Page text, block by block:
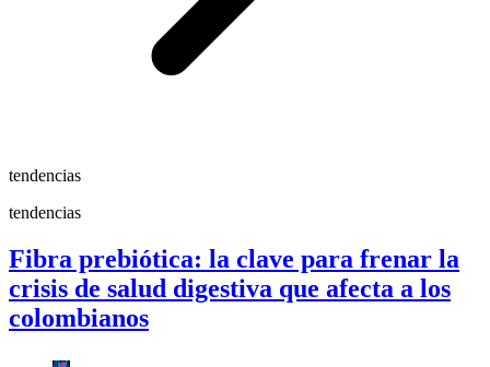
tendencias
tendencias
Fibra prebiótica: la clave para frenar la
crisis de salud digestiva que afecta a los
colombianos